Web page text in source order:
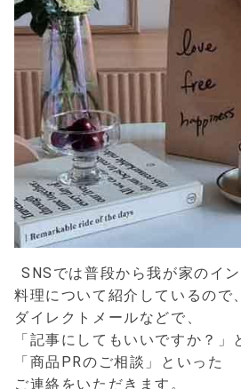
SNSでは普段から我が家のイ
料理について紹介しているので、
ダイレクトメールなどで、
「記事にしてもいいですか？」
「商品PRのご相談」といった
ご連絡をいただきます。